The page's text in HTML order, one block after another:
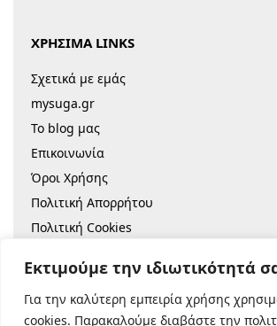
Εκτιμούμε την ιδιωτικότητά
Για την καλύτερη εμπειρία χρήσης
cookies. Παρακαλούμε διαβάστε την
ΧΡΗΣΙΜΑ LINKS
Σχετικά με εμάς
mysuga.gr
Το blog μας
Επικοινωνία
Όροι Χρήσης
Πολιτική Απορρήτου
Πολιτική Cookies
© 2022 |Κατασκευή